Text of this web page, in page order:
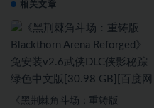
相关文章
《黑荆棘角斗场：重铸版